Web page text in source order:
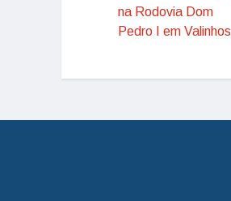
na Rodovia Dom
Pedro I em Valinhos